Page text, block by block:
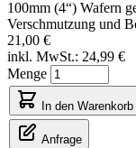
100mm (4“) Wafern
Verschmutzung und
21,00 €
inkl. MwSt.: 24,99 €
Menge
In den Warenkorb
Anfrage